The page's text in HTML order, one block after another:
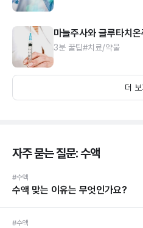
마늘주사와 글루타치
3분 꿀팁#치료/약물
더 보
자주 묻는 질문: 수액
#수액
수액 맞는 이유는 무엇인가요?
#수액